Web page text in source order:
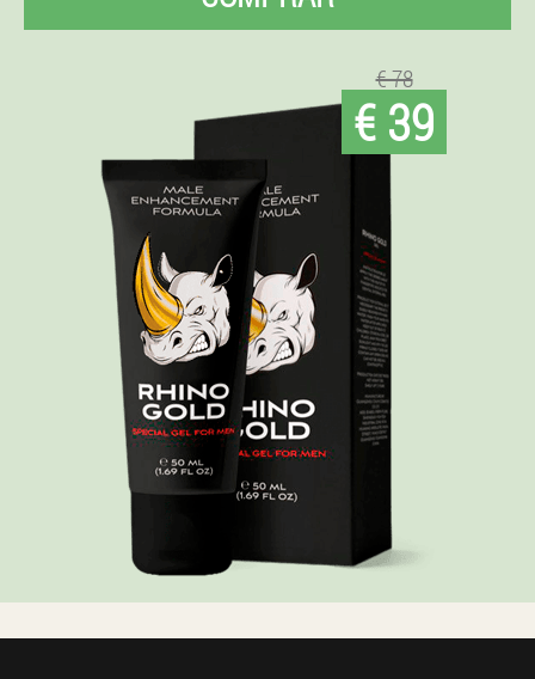
€ 78
€ 39